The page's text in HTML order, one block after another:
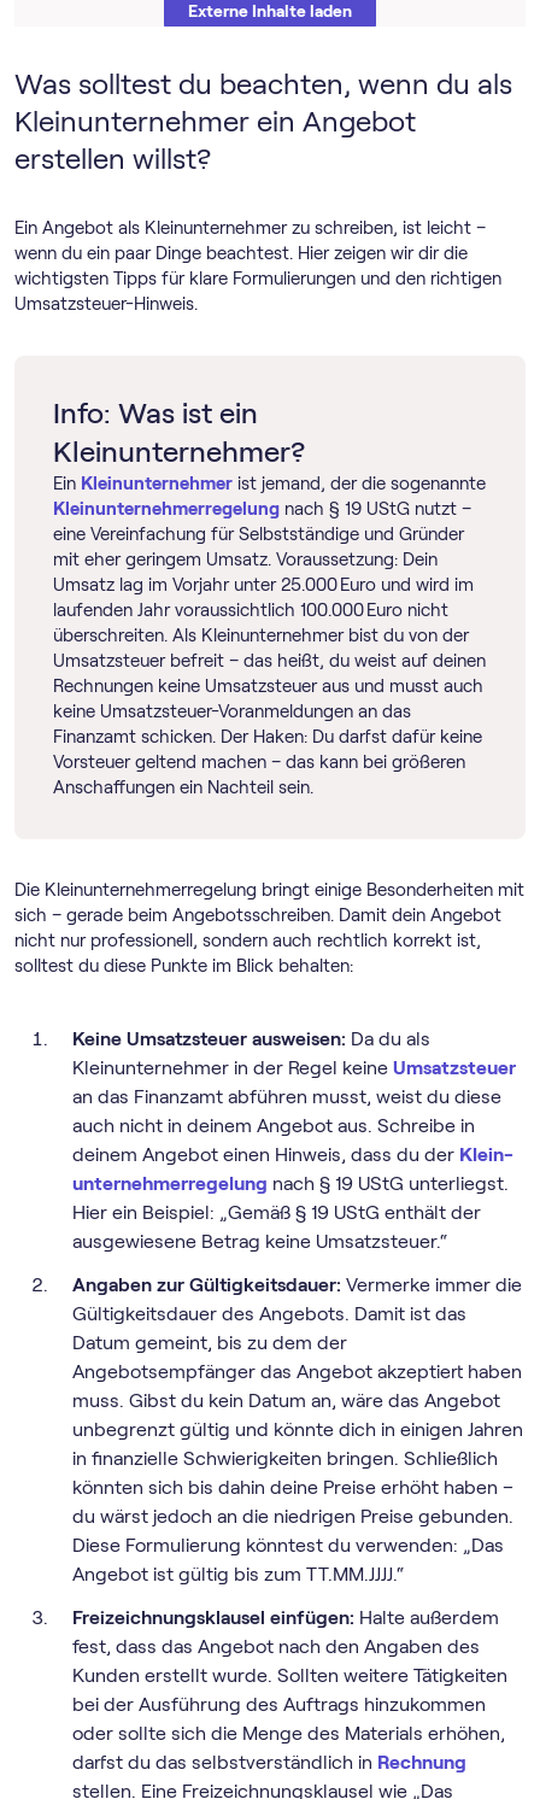
Externe Inhalte laden
Weitere Informationen findest du in unserer
Datenschutzerklärung
und der Datenschutzerklärung
von
YouTube.
Was solltest du beachten, wenn du als
Kleinunternehmer ein Angebot
erstellen willst?
Ein Angebot als Kleinunternehmer zu schreiben, ist leicht –
wenn du ein paar Dinge beachtest. Hier zeigen wir dir die
wichtigsten Tipps für klare Formulierungen und den richtigen
Umsatzsteuer-Hinweis.
Info: Was ist ein
Kleinunternehmer?
Ein Kleinunternehmer ist jemand, der die sogenannte
Klein­unternehmer­regelung nach § 19 UStG nutzt –
eine Vereinfachung für Selbstständige und Gründer
mit eher geringem Umsatz. Voraussetzung: Dein
Umsatz lag im Vorjahr unter 25.000 Euro und wird im
laufenden Jahr voraussichtlich 100.000 Euro nicht
überschreiten. Als Kleinunternehmer bist du von der
Umsatzsteuer befreit – das heißt, du weist auf deinen
Rechnungen keine Umsatzsteuer aus und musst auch
keine Umsatzsteuer-Voranmeldungen an das
Finanzamt schicken. Der Haken: Du darfst dafür keine
Vorsteuer geltend machen – das kann bei größeren
Anschaffungen ein Nachteil sein.
Die Klein­unternehmer­regelung bringt einige Besonderheiten mit
sich – gerade beim Angebotsschreiben. Damit dein Angebot
nicht nur professionell, sondern auch rechtlich korrekt ist,
solltest du diese Punkte im Blick behalten:
Keine Umsatzsteuer ausweisen: Da du als
Kleinunternehmer in der Regel keine Umsatzsteuer
an das Finanzamt abführen musst, weist du diese
auch nicht in deinem Angebot aus. Schreibe in
deinem Angebot einen Hinweis, dass du der Klein­
unternehmer­regelung nach § 19 UStG unterliegst.
Hier ein Beispiel: „Gemäß § 19 UStG enthält der
ausgewiesene Betrag keine Umsatzsteuer.“
Angaben zur Gültigkeitsdauer: Vermerke immer die
Gültigkeitsdauer des Angebots. Damit ist das
Datum gemeint, bis zu dem der
Angebotsempfänger das Angebot akzeptiert haben
muss. Gibst du kein Datum an, wäre das Angebot
unbegrenzt gültig und könnte dich in einigen Jahren
in finanzielle Schwierigkeiten bringen. Schließlich
könnten sich bis dahin deine Preise erhöht haben –
du wärst jedoch an die niedrigen Preise gebunden.
Diese Formulierung könntest du verwenden: „Das
Angebot ist gültig bis zum TT.MM.JJJJ.“
Freizeichnungsklausel einfügen: Halte außerdem
fest, dass das Angebot nach den Angaben des
Kunden erstellt wurde. Sollten weitere Tätigkeiten
bei der Ausführung des Auftrags hinzukommen
oder sollte sich die Menge des Materials erhöhen,
darfst du das selbstverständlich in Rechnung
stellen. Eine Freizeichnungsklausel wie „Das